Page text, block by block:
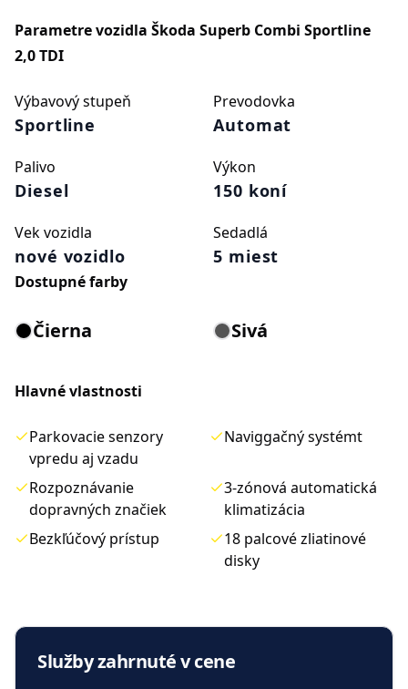
Parametre vozidla Škoda Superb Combi Sportline
2,0 TDI
Výbavový stupeň
Sportline
Prevodovka
Automat
Palivo
Diesel
Výkon
150 koní
Vek vozidla
nové vozidlo
Sedadlá
5 miest
Dostupné farby
Čierna Sivá
Hlavné vlastnosti
Parkovacie senzory
vpredu aj vzadu
Naviggačný systémt
Rozpoznávanie
dopravných značiek
3-zónová automatická
klimatizácia
Bezkľúčový prístup
18 palcové zliatinové
disky
Služby zahrnuté v cene